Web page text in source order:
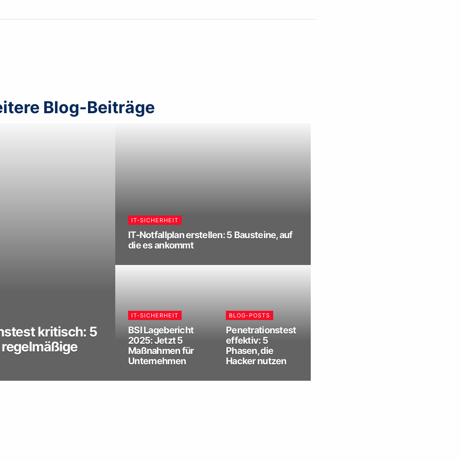
Blog-Beiträge
kritisch: 5
IT-SICHERHEIT
IT-Notfallplan erstellen: 5 Bausteine, auf
die es ankommt
IT-SICHERHEIT
BSI Lagebericht
2025: Jetzt 5
Maßnahmen für
Unternehmen
BLOG-POSTS
Penetrationstest
effektiv: 5
Phasen, die
Hacker nutzen